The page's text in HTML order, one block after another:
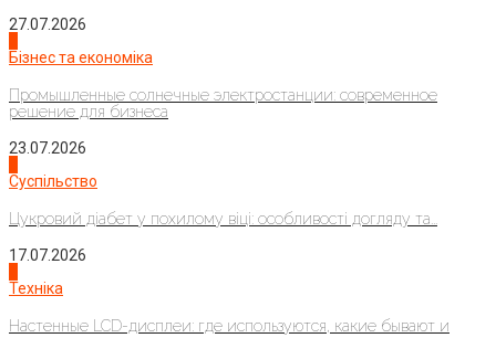
27.07.2026
Бізнес та економіка
Промышленные солнечные электростанции: современное
решение для бизнеса
23.07.2026
Суспільство
Цукровий діабет у похилому віці: особливості догляду та...
17.07.2026
Техніка
Настенные LCD-дисплеи: где используются, какие бывают и